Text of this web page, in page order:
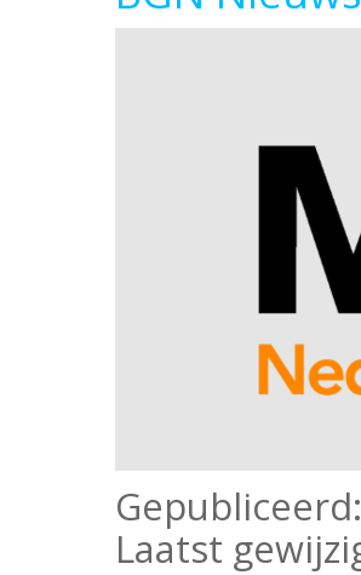
Gepubliceerd:
Laatst